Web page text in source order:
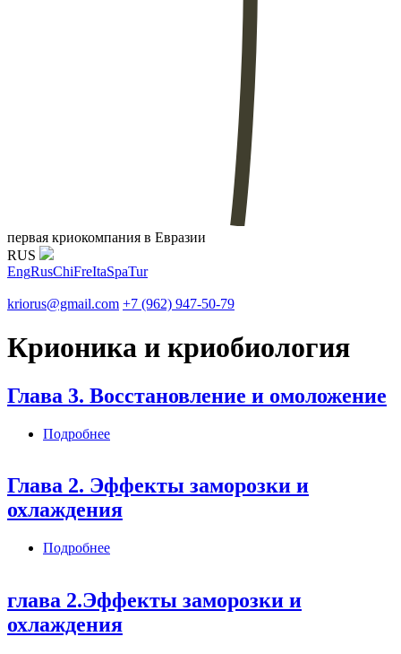
первая криокомпания в Евразии
RUS
EngRusChiFreItaSpaTur
kriorus@gmail.com +7 (962) 947-50-79
Крионика и криобиология
Глава 3. Восстановление и омоложение
Подробнее
Глава 2. Эффекты заморозки и
охлаждения
Подробнее
глава 2.Эффекты заморозки и
охлаждения